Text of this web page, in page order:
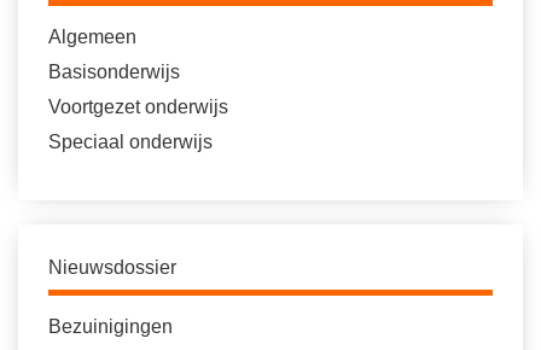
Algemeen
Basisonderwijs
Voortgezet onderwijs
Speciaal onderwijs
Nieuwsdossier
Bezuinigingen